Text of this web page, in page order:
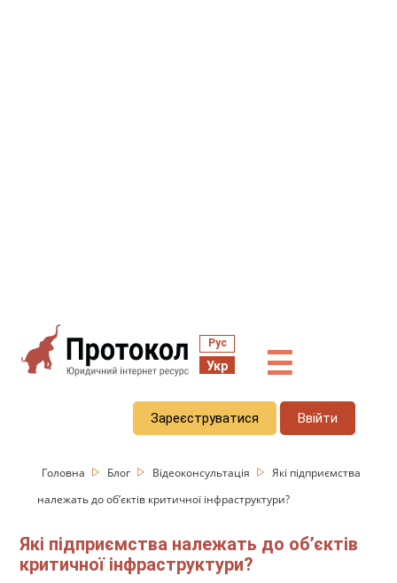
Рус
Укр ☰
Зареєструватися Ввійти
Головна Блог Відеоконсультація
Які підприємства
належать до об’єктів критичної інфраструктури?
Які підприємства належать до об’єктів
критичної інфраструктури?